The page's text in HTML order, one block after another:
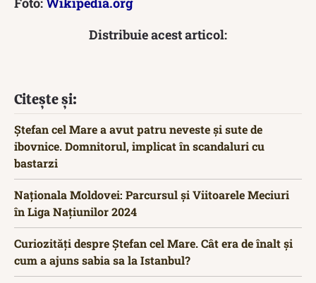
Distribuie acest articol:
Citește și:
Ștefan cel Mare a avut patru neveste și sute de
ibovnice. Domnitorul, implicat în scandaluri cu
bastarzi
Naționala Moldovei: Parcursul și Viitoarele Meciuri
în Liga Națiunilor 2024
Curiozități despre Ștefan cel Mare. Cât era de înalt și
cum a ajuns sabia sa la Istanbul?